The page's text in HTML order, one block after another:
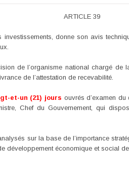
ARTICLE 39
donne son avis
de l’organisme national chargé
de l’attestation de recevabilité.
et-un (21) jours ouvrés d’examen
Chef du Gouvernement, qui
sur la base de l’importance
développement économique et social de